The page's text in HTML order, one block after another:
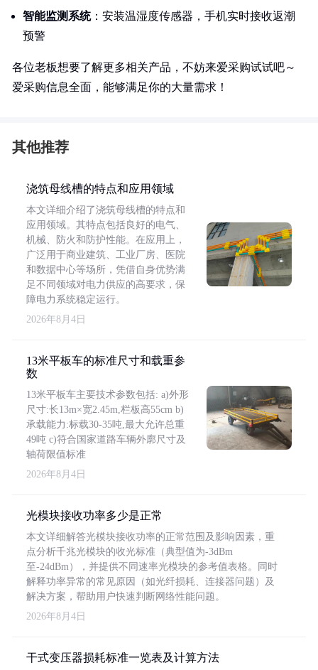
智能监测系统：安装温湿度传感器，手机实时接收返潮
预警
各位老板想要了解更多相关产品，不妨来爱采购试试吧～
爱采购信息全面，能够满足你的大量需求！
其他推荐
浇筑母线槽的特点和应用领域
本文详细介绍了浇筑母线槽的特点和
应用领域。其特点包括良好的电气、
机械、防火和防护性能。在应用上，
广泛用于商业建筑、工业厂房、医院
和数据中心等场所，凭借自身优势满
足不同领域对电力供应的高要求，保
障电力系统稳定运行。
2026年8月4日
13米平板车的标准尺寸和载重参
数
13米平板车主要技术参数包括: a)外形
尺寸:长13m×宽2.45m,栏板高55cm b)
承载能力:标载30-35吨,最大允许总重
49吨 c)符合国家道路车辆外廓尺寸及
轴荷限值标准
2026年8月4日
光模块接收功率多少是正常
本文详细解答光模块接收功率的正常范围及影响因素，重
点分析千兆光模块的收光标准（典型值为-3dBm
至-24dBm），并提供不同速率光模块的参考值表格。同时
解释功率异常的常见原因（如光纤损耗、连接器问题）及
解决方案，帮助用户快速判断网络性能问题。
2026年8月4日
干式变压器损耗标准一览表及计算方法